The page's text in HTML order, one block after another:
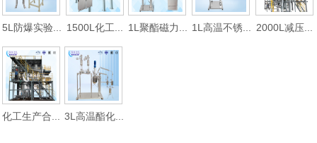
5L防爆实验... 1500L化工... 1L聚酯磁力... 1L高温不锈... 2000L减压...
化工生产合... 3L高温酯化...